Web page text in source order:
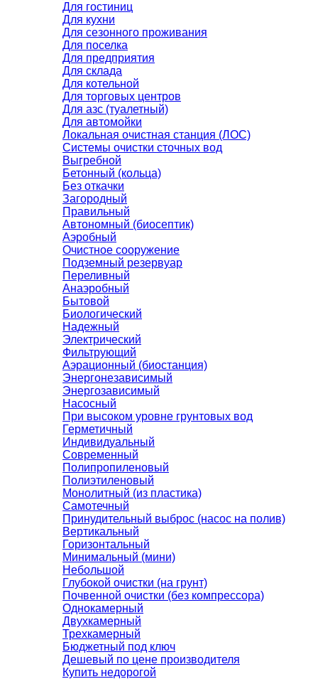
Для гостиниц
Для кухни
Для сезонного проживания
Для поселка
Для предприятия
Для склада
Для котельной
Для торговых центров
Для азс (туалетный)
Для автомойки
Локальная очистная станция (ЛОС)
Системы очистки сточных вод
Выгребной
Бетонный (кольца)
Без откачки
Загородный
Правильный
Автономный (биосептик)
Аэробный
Очистное сооружение
Подземный резервуар
Переливный
Анаэробный
Бытовой
Биологический
Надежный
Электрический
Фильтрующий
Аэрационный (биостанция)
Энергонезависимый
Энергозависимый
Насосный
При высоком уровне грунтовых вод
Герметичный
Индивидуальный
Современный
Полипропиленовый
Полиэтиленовый
Монолитный (из пластика)
Самотечный
Принудительный выброс (насос на полив)
Вертикальный
Горизонтальный
Минимальный (мини)
Небольшой
Глубокой очистки (на грунт)
Почвенной очистки (без компрессора)
Однокамерный
Двухкамерный
Трехкамерный
Бюджетный под ключ
Дешевый по цене производителя
Купить недорогой